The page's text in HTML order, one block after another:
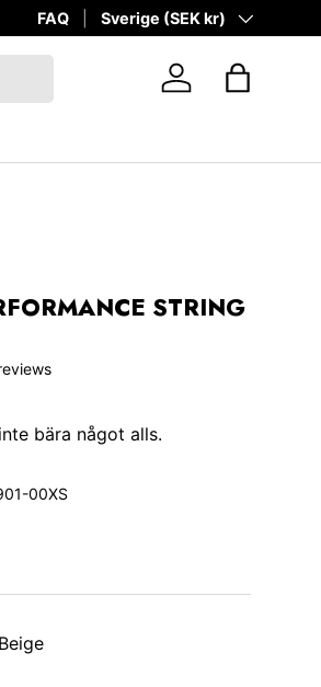
Leveranstid 2-4 arbetsdagar | 60
FAQ Land/Region
Sverige (SEK kr)
Logga inVäska
STRING
bära något alls.
00XS